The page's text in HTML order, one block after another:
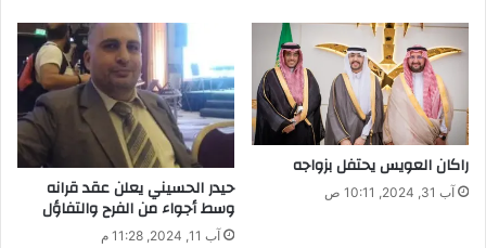
راكان العويس يحتفل بزواجه
آب 31, 2024, 10:11 ص حيدر الحسيني يعلن عقد قرانه
وسط أجواء من الفرح والتفاؤل
آب 11, 2024, 11:28 م